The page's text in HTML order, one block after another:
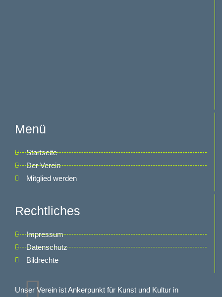
Menü
Startseite
Der Verein
Mitglied werden
Rechtliches
Impressum
Datenschutz
Bildrechte
Unser Verein ist Ankerpunkt für Kunst und Kultur in